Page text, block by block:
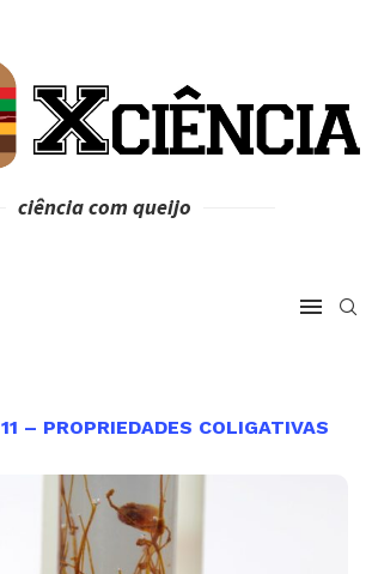
ciência com queijo
11 – PROPRIEDADES COLIGATIVAS